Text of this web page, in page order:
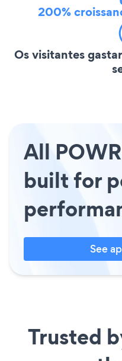
200%
Os visitantes
All
built for
See
Trusted